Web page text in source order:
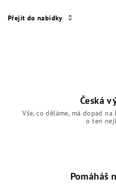
Přejít do nabídky
Česká
Vše, co děláme, má dopad
o ten
Pomáháš